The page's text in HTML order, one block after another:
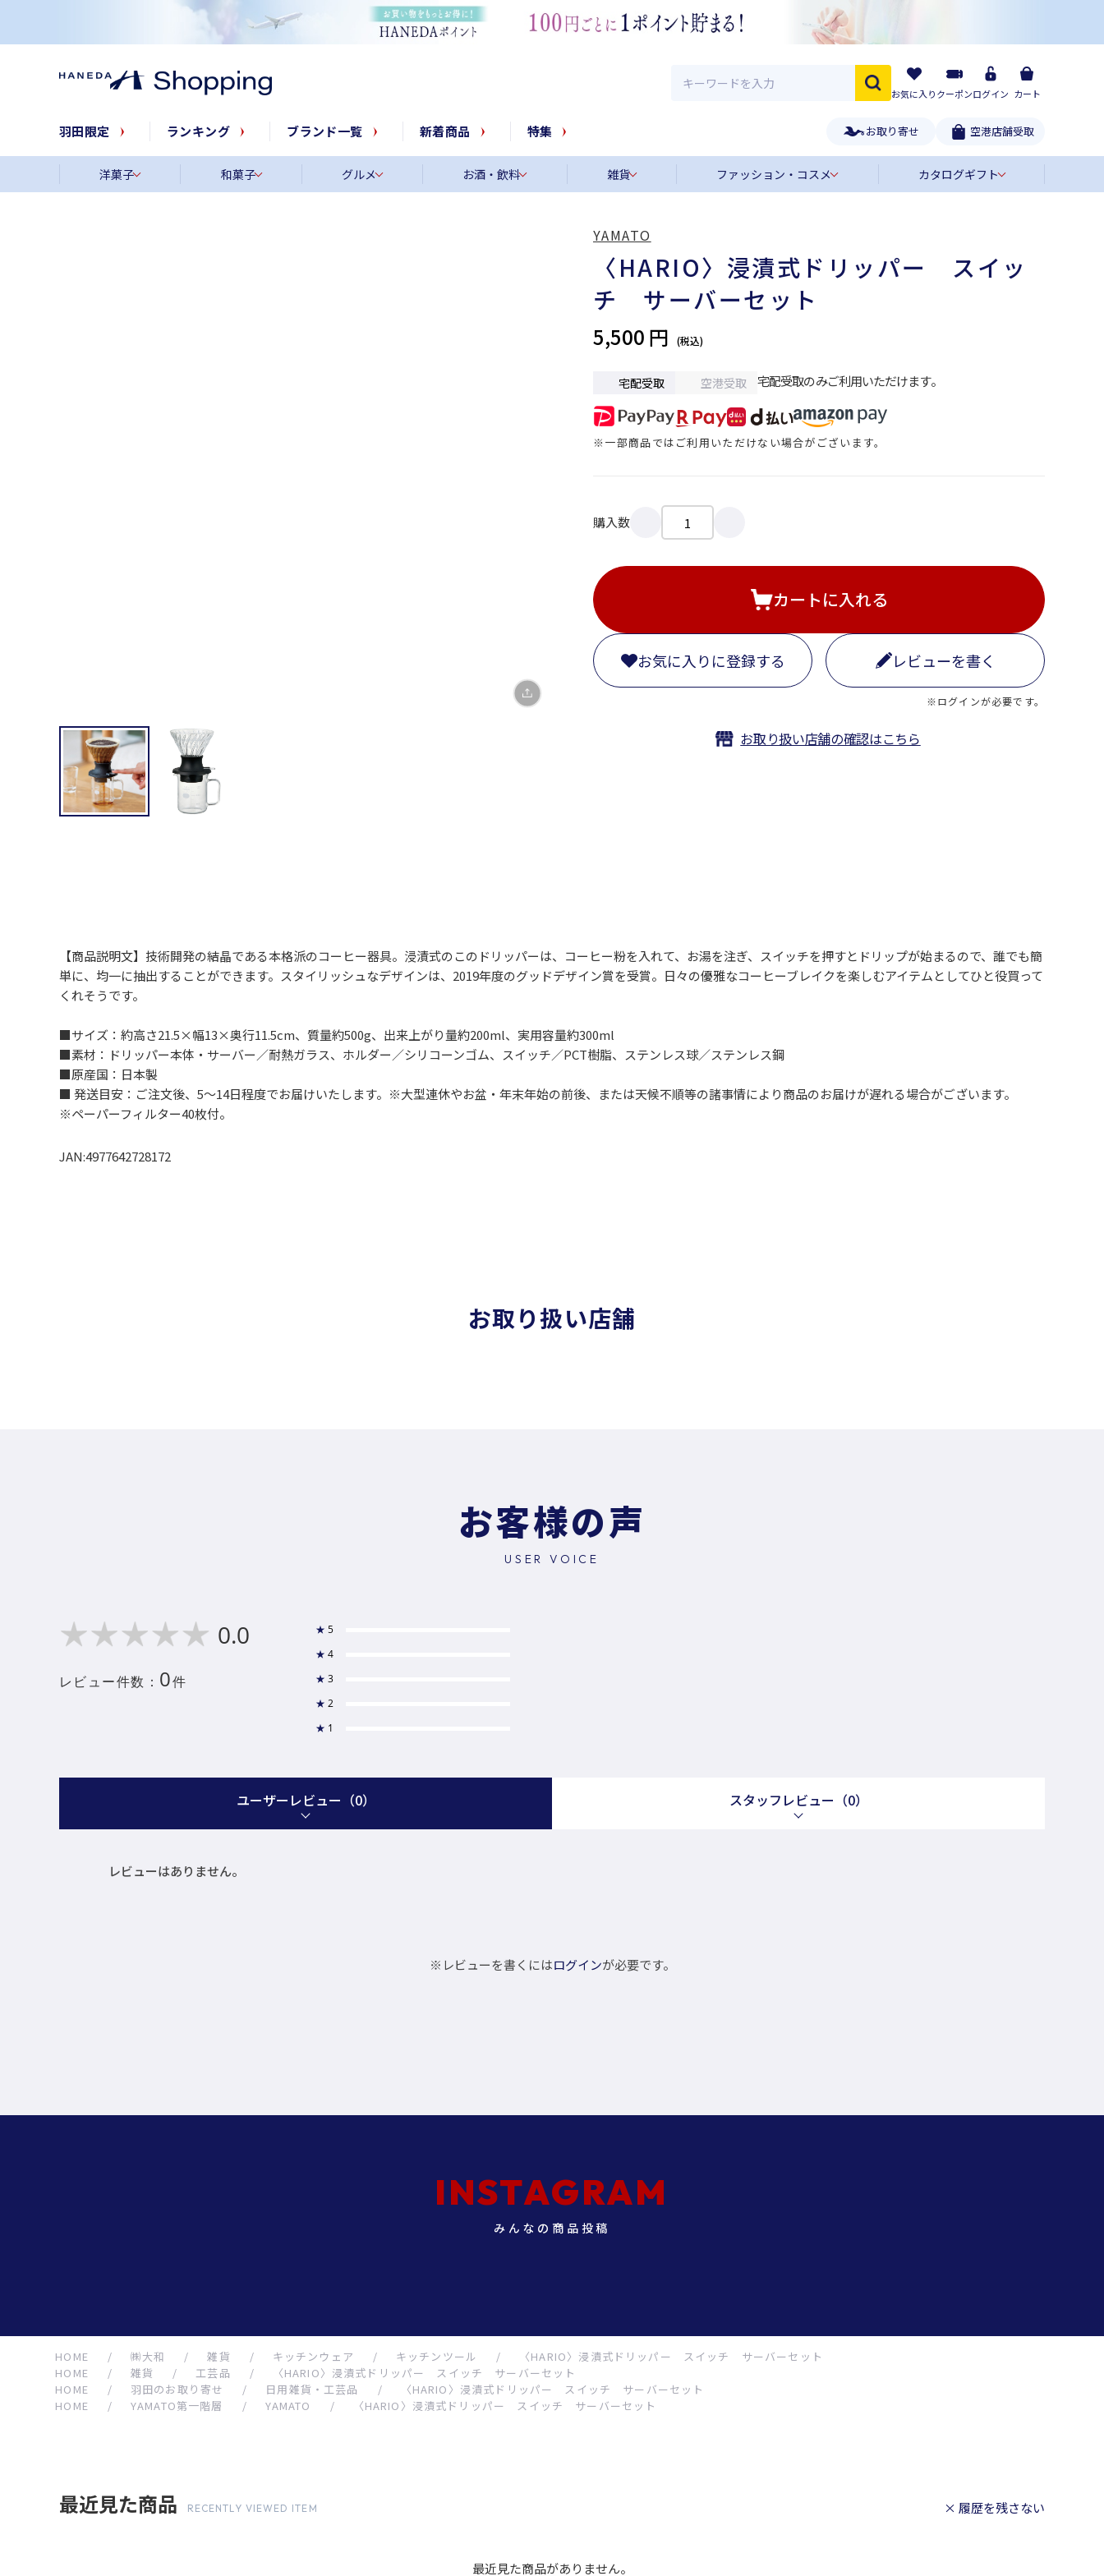
お気に入りクーポンログイン カート
羽田限定 ランキング ブランド一覧 新着商品 特集 お取り寄せ 空港店舗受取
洋菓子 和菓子 グルメ お酒・飲料 雑貨 ファッション・コスメ カタログギフト
〈HARIO〉浸漬式ドリッパー スイッ
チ サーバーセット
5,500 円
宅配受取 空港受取 宅配受取のみご利用いただけます。
※一部商品ではご利用いただけない場合がございます。
購入数
カートに入れる
お気に入りに登録する レビューを書く
※ログインが必要です。
お取り扱い店舗の確認はこちら
YAMATO
【商品説明文】技術開発の結晶である本格派のコーヒー器具。浸漬式のこのドリッパーは、コーヒー粉を入れて、お湯を注ぎ、スイッチを押すとドリップが始まるので、誰でも簡
単に、均一に抽出することができます。スタイリッシュなデザインは、2019年度のグッドデザイン賞を受賞。日々の優雅なコーヒーブレイクを楽しむアイテムとしてひと役買って
くれそうです。
■サイズ：約高さ21.5×幅13×奥行11.5cm、質量約500g、出来上がり量約200ml、実用容量約300ml
■素材：ドリッパー本体・サーバー／耐熱ガラス、ホルダー／シリコーンゴム、スイッチ／PCT樹脂、ステンレス球／ステンレス鋼
■原産国：日本製
■ 発送目安：ご注文後、5～14日程度でお届けいたします。※大型連休やお盆・年末年始の前後、または天候不順等の諸事情により商品のお届けが遅れる場合がございます。
※ペーパーフィルター40枚付。
JAN:4977642728172
お取り扱い店舗
HOME / ㈱大和 / 雑貨 / キッチンウェア / キッチンツール /
〈HARIO〉浸漬式ドリッパー スイッチ サーバーセット
HOME
/ 雑貨 / 工芸品 /
〈HARIO〉浸漬式ドリッパー スイッチ サーバーセット
HOME
/ 羽田のお取り寄せ / 日用雑貨・工芸品 /
〈HARIO〉浸漬式ドリッパー スイッチ サーバーセット
HOME
/ YAMATO第一階層 / YAMATO / 〈HARIO〉浸漬式ドリッパー スイッチ サーバーセット
お客様の声
USER VOICE
0.0
レビュー件数： 0件
★ 5
★ 4
★ 3
★ 2
★ 1
ユーザーレビュー （0） スタッフレビュー （0）
レビューはありません。
※レビューを書くにはログインが必要です。
INSTAGRAM
みんなの商品投稿
最近見た商品 RECENTLY VIEWED ITEM × 履歴を残さない
最近見た商品がありません。